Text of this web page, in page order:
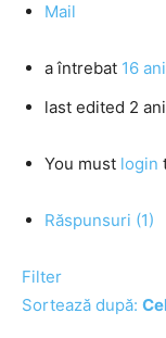
Mail
a întrebat 16
last edited 2
You must login
Răspunsuri (1)
Filter
Sortează după: